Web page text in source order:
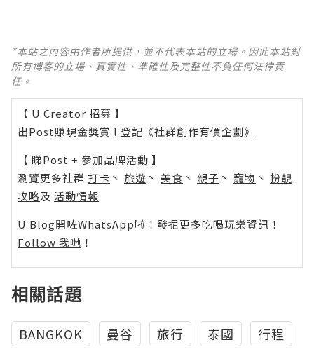
*本站之內容由作者所提供，並不代表本站的立場。因此本站對
所有博客的立場、真實性、準確性及完整性不負任何法律責
任。
【 U Creator 招募 】
出Post賺現金獎賞 l 登記《社群創作有價企劃》
【 睇Post + 參加品牌活動 】
瀏覽更多社群 打卡 丶 旅遊 丶 美食 丶 親子 丶 寵物 丶 扮靚
攻略及 活動情報
U Blog開咗WhatsApp啦！發掘更多吃喝玩樂資訊！
Follow 我哋 ！
相關話題
BANGKOK 曼谷 旅行 泰國 行程